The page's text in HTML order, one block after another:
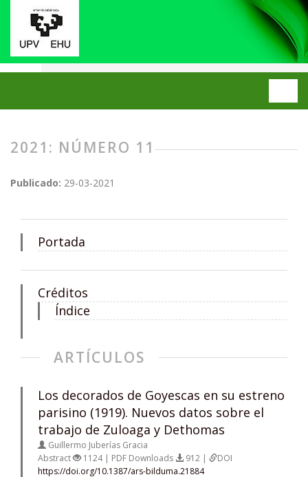
2021: NÚMERO 11
Publicado: 29-03-2021
Portada
Créditos
Índice
ARTÍCULOS
Los decorados de Goyescas en su estreno
parisino (1919). Nuevos datos sobre el
trabajo de Zuloaga y Dethomas
Guillermo Juberías Gracia
Abstract
1124 | PDF Downloads 912 |
DOI
https://doi.org/10.1387/ars-bilduma.21884